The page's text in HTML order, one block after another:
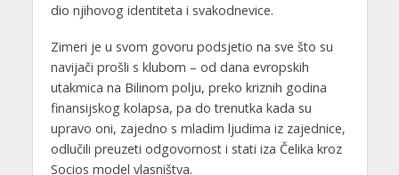
dio njihovog identiteta i svakodnevice.
Zimeri je u svom govoru podsjetio na sve što su
navijači prošli s klubom – od dana evropskih
utakmica na Bilinom polju, preko kriznih godina
finansijskog kolapsa, pa do trenutka kada su
upravo oni, zajedno s mladim ljudima iz zajednice,
odlučili preuzeti odgovornost i stati iza Čelika kroz
Socios model vlasništva.